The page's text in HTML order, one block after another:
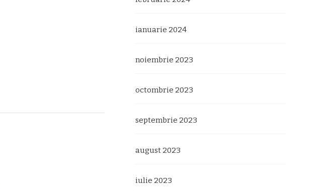
ianuarie 2024
noiembrie 2023
octombrie 2023
septembrie 2023
august 2023
iulie 2023